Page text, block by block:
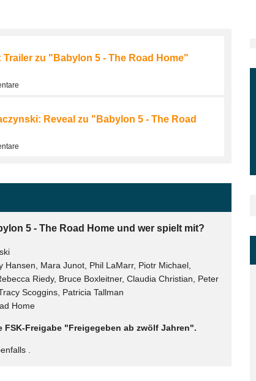
zu "Babylon 5 - The Road Home"
Reveal zu "Babylon 5 - The Road
5 - The Road Home und wer spielt mit?
Hansen, Mara Junot, Phil LaMarr, Piotr Michael,
Riedy, Bruce Boxleitner, Claudia Christian, Peter
Scoggins, Patricia Tallman
Home
FSK-Freigabe "Freigegeben ab zwölf Jahren".
.